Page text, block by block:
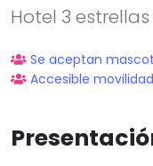
Hotel 3
Se aceptan
Accesible